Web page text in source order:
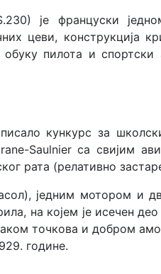
је француски
цеви, конструкција
пилота и спортски
кункурс за
Saulnier са свијим
рата (релативно
једним мотором и
на којем је исечен
точкова и добром
године.